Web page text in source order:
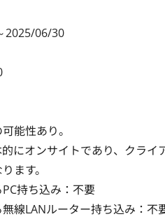
2025/06/30
能性あり。
的にオンサイトであり、クラ
ます。
持ち込み：不要
線LANルーター持ち込み：不